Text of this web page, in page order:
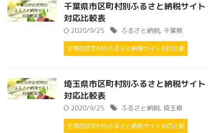
千葉県市区町村別ふるさと納税サイト
対応比較表
2020/9/25 ふるさと納税, 千葉県
全国市区町村別ふるさと納税サイト対応比較
埼玉県市区町村別ふるさと納税サイト
対応比較表
2020/9/25 ふるさと納税, 埼玉県
全国市区町村別ふるさと納税サイト対応比較